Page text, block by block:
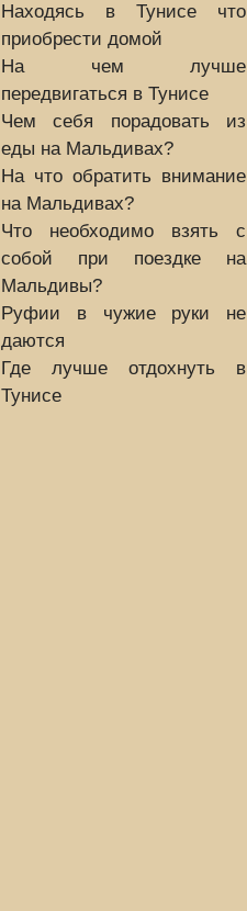
Находясь в Тунисе что
приобрести домой
На чем лучше
передвигаться в Тунисе
Чем себя порадовать из
еды на Мальдивах?
На что обратить внимание
на Мальдивах?
Что необходимо взять с
собой при поездке на
Мальдивы?
Руфии в чужие руки не
даются
Где лучше отдохнуть в
Тунисе